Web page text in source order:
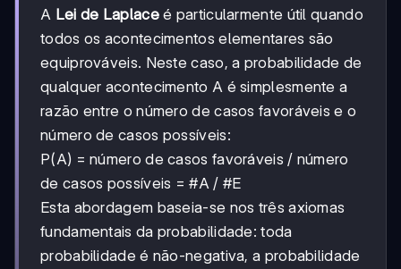
A Lei de Laplaceé particularmente útil quando
todos os acontecimentos elementares são
equiprováveis. Neste caso, a probabilidade de
qualquer acontecimento A é simplesmente a
razão entre o número de casos favoráveis e o
número de casos possíveis:
P(A) = número de casos favoráveis / número
de casos possíveis = #A / #E
Esta abordagem baseia-se nos três axiomas
fundamentais da probabilidade: toda
probabilidade é não-negativa, a probabilidade